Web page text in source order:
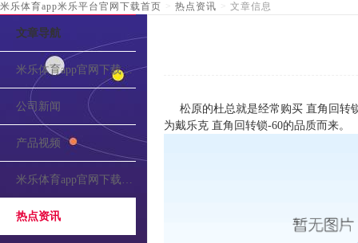
米乐体育app米乐平台官网下载首页 > 热点资讯 > 文章信息
文章导航
米乐体育app官网下载的介绍
公司新闻
产品视频
米乐体育app官网下载的公告
热点资讯
松原的杜总就是经常购买 直角回转
为戴乐克 直角回转锁-60的品质而来。